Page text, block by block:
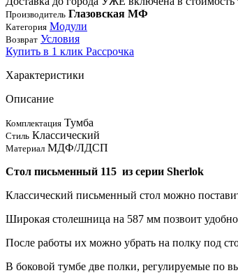
Производитель Глазовская МФ
Категория Модули
Возврат Условия
Купить в 1 клик Рассрочка
Характеристики
Описание
Комплектация Тумба
Стиль Классический
Материал МДФ/ЛДСП
Стол письменный 115 из серии Sherlok
Классический письменный стол можно
Широкая столешница на 587 мм позвоит удобно
После работы их можно убрать на полку под
В боковой тумбе две полки, регулируемые по